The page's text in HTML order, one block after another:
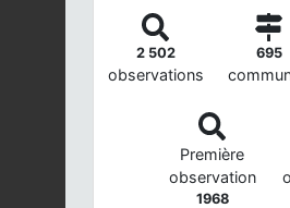
2 502
observations
695
Première
observation
1968